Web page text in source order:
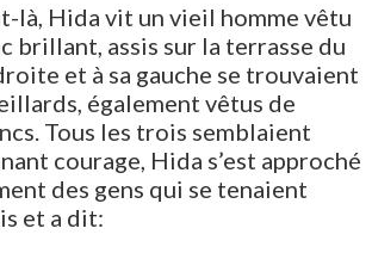
là, Hida vit un vieil homme vêtu
brillant, assis sur la terrasse du
et à sa gauche se trouvaient
également vêtus de
Tous les trois semblaient
courage, Hida s’est approché
des gens qui se tenaient
et a dit: